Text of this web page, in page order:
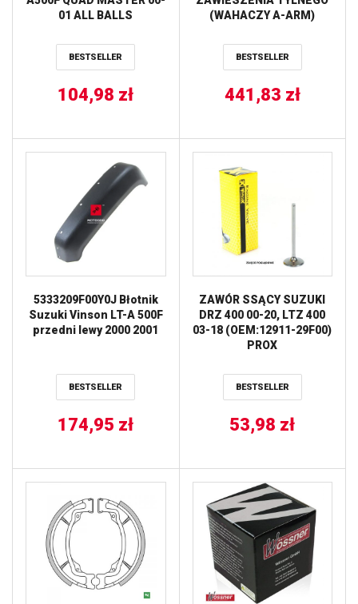
01 ALL BALLS
BESTSELLER
104,98 zł
(WAHACZY A-ARM)
450/700 ’05-’07 (50-1041)
PROX
BESTSELLER
441,83 zł
5333209F00Y0J Błotnik
Suzuki Vinson LT-A 500F
przedni lewy 2000 2001
BESTSELLER
174,95 zł
ZAWÓR SSĄCY SUZUKI
DRZ 400 00-20, LTZ 400
03-18 (OEM:12911-29F00)
PROX
BESTSELLER
53,98 zł